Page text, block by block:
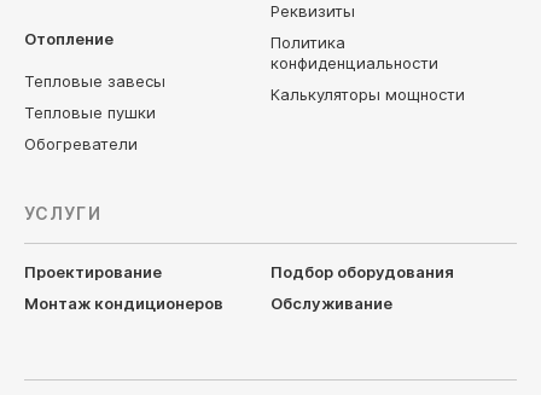
Отопление
Тепловые завесы
Тепловые пушки
Обогреватели
Реквизиты
Политика
конфиденциальности
Калькуляторы мощности
УСЛУГИ
Проектирование
Подбор оборудования
Монтаж кондиционеров
Обслуживание